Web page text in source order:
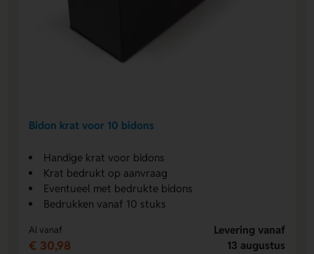
Bidon krat voor 10 bidons
Handige krat voor bidons
Krat bedrukt op aanvraag
Eventueel met bedrukte bidons
Bedrukken vanaf 10 stuks
Al vanaf
€ 30,98
Levering vanaf
13 augustus